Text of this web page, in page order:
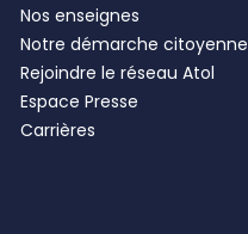
Nos enseignes
Notre démarche citoyenne
Rejoindre le réseau Atol
Espace Presse
Carrières